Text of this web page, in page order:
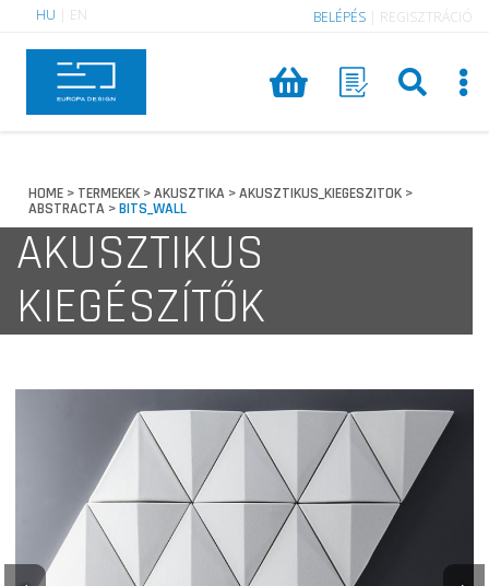
HU EN BELÉPÉS REGISZTRÁCIÓ
HOME > TERMEKEK >AKUSZTIKA >AKUSZTIKUS_KIEGESZITOK >
ABSTRACTA >BITS_WALL
AKUSZTIKUS
KIEGÉSZÍTŐK